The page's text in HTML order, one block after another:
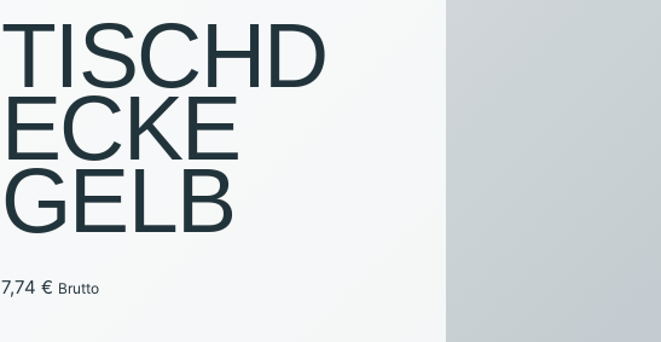
PAVILLONS
BELEUCHTUNG &
VERANSTALTUNGSTECHNIK
VERKAUFSARTIKEL
TISCHD
ECKE
GELB
7,74 € Brutto